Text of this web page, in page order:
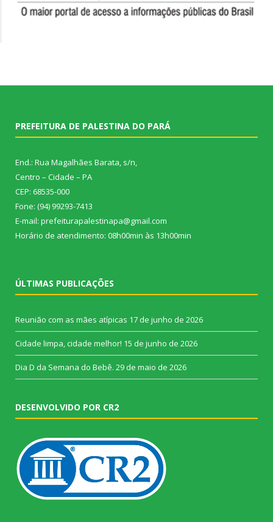
PREFEITURA DE PALESTINA DO PARÁ
End.: Rua Magalhães Barata, s/n,
Centro – Cidade – PA
CEP: 68535-000
Fone: (94) 99293-7413
E-mail: prefeiturapalestinapa@gmail.com
Horário de atendimento: 08h00min às 13h00min
ÚLTIMAS PUBLICAÇÕES
Reunião com as mães atípicas 17 de junho de 2026
Cidade limpa, cidade melhor! 15 de junho de 2026
Dia D da Semana do Bebê. 29 de maio de 2026
DESENVOLVIDO POR CR2